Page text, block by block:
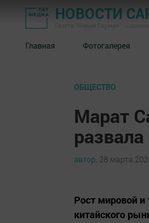
НОВОСТИ
Главная Фотогалерея
ОБЩЕСТВО
Марат
автор, 28 марта
Рост мировой и
китайского